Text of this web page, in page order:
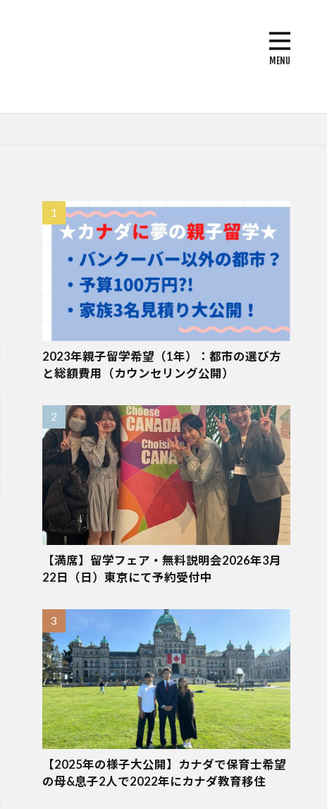
2023年親子留学希望（1年）：都市の選び方
と総額費用（カウンセリング公開）
【満席】留学フェア・無料説明会2026年3月
22日（日）東京にて予約受付中
【2025年の様子大公開】カナダで保育士希望
の母&息子2人で2022年にカナダ教育移住